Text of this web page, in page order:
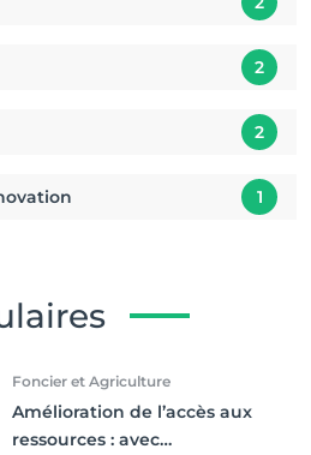
2
2
1
Foncier et Agriculture
Amélioration de l’accès aux
ressources : avec